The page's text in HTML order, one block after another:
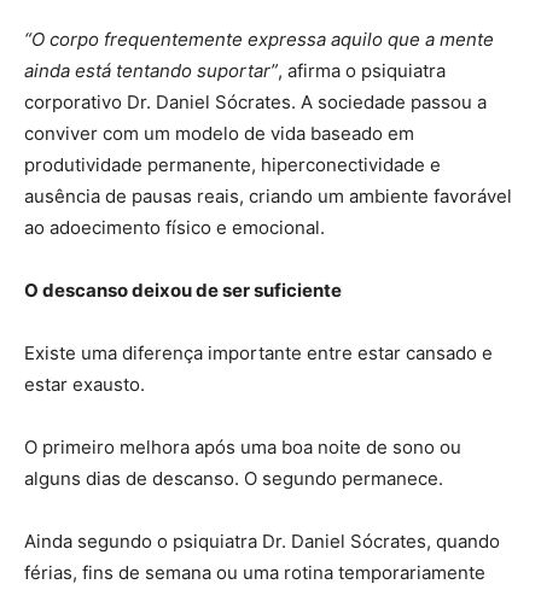
“O corpo frequentemente expressa aquilo que a mente
ainda está tentando suportar”, afirma o psiquiatra
corporativo Dr. Daniel Sócrates. A sociedade passou a
conviver com um modelo de vida baseado em
produtividade permanente, hiperconectividade e
ausência de pausas reais, criando um ambiente favorável
ao adoecimento físico e emocional.
O descanso deixou de ser suficiente
Existe uma diferença importante entre estar cansado e
estar exausto.
O primeiro melhora após uma boa noite de sono ou
alguns dias de descanso. O segundo permanece.
Ainda segundo o psiquiatra Dr. Daniel Sócrates, quando
férias, fins de semana ou uma rotina temporariamente